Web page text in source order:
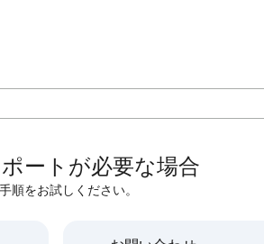
ートが必要な場合
順をお試しください。